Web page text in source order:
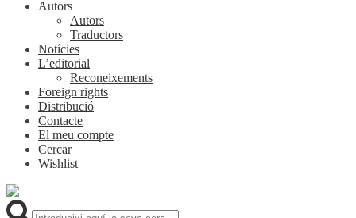
Autors
Autors
Traductors
Notícies
L’editorial
Reconeixements
Foreign rights
Distribució
Contacte
El meu compte
Cercar
Wishlist